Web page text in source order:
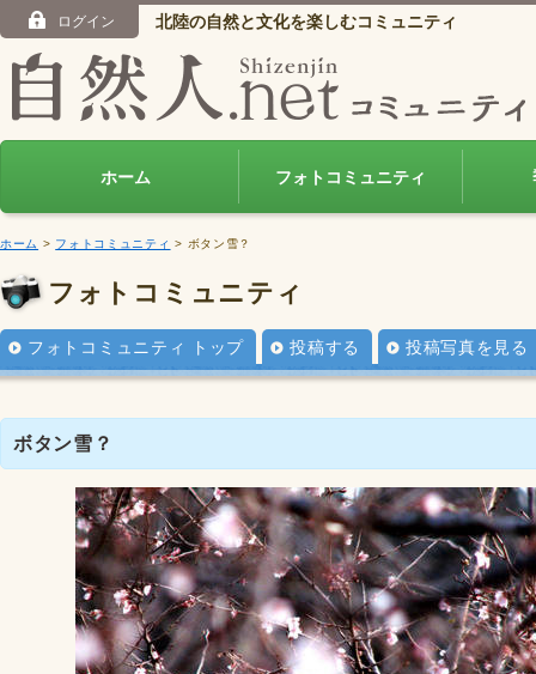
ログイン 北陸の自然と文化を楽しむコミュニティ
ホーム フォトコミュニティ
ホーム > フォトコミュニティ > ボタン雪？
フォトコミュニティ
フォトコミュニティ トップ 投稿する 投稿写真を見る
ボタン雪？